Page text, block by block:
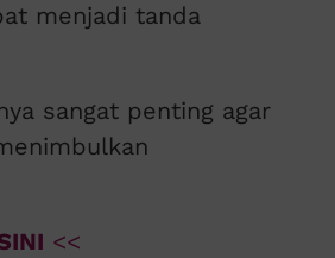
menjadi tanda
sangat penting agar
<<